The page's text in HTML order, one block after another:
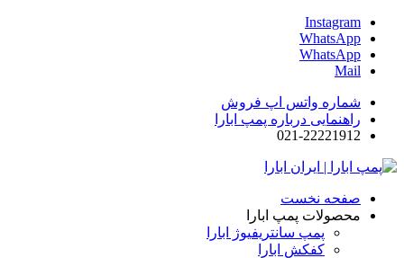
Instagram
WhatsApp
WhatsApp
Mail
شماره واتس اپ فروش
راهنمایی درباره پمپ ابارا
021-22221912
صفحه نخست
محصولات پمپ ابارا
پمپ سانتریفیوژ ابارا
کفکش ابارا